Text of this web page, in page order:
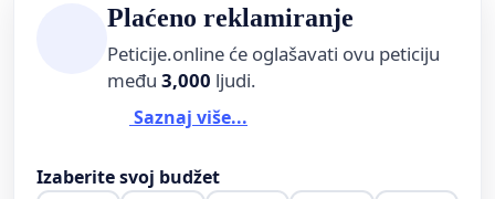
Plaćeno reklamiranje
Peticije.online će oglašavati ovu peticiju
među 3,000 ljudi.
Saznaj više...
Izaberite svoj budžet